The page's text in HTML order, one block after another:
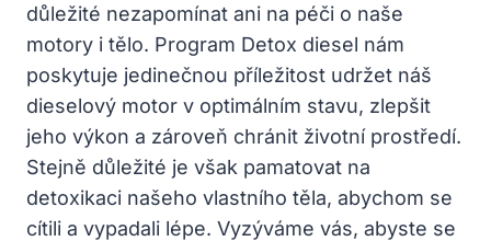
důležité nezapomínat ani na péči o naše
motory i tělo. Program Detox diesel nám
poskytuje jedinečnou příležitost udržet náš
dieselový motor v optimálním stavu, zlepšit
jeho výkon a zároveň chránit životní prostředí.
Stejně důležité je však pamatovat na
detoxikaci našeho vlastního těla, abychom se
cítili a vypadali lépe. Vyzýváme vás, abyste se